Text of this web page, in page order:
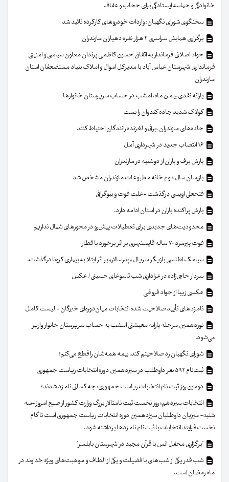
خانوادگی و حماسه ایستادگی برای حجاب و عفاف
سخنگوی شورای نگهبان: واردات خودروهای کارکرده تائید شد
برگزاری همایش سراسری ۲ هزار نفره دهیاران مازندران
جواد اصلانی فرماندار به اتفاق حسین کاظمی پرندان معاون سیاسی و امنیتی
فرمانداری شهرستان عباس آباد با مدیرکل اموال و املاک بنیاد مستضعفان استان
مازندران
یارانه نقدی بهمن ماه، امشب در حساب سرپرستان خانوار‌ها
کولاک شدید جاده کندوان را بست
جاده‌های مازندران ،برفی و لغزنده رانندگان احتیاط کنند
بارش برف و باران از دوشنبه در مازندران
بازرسان سال دوم خانه مطبوعات مازندران مشخص شد
فتحعلی اویسی درگذشت +علت فوت و بیوگرافی
بارش پراکنده باران در استان ادامه دارد.
محدودیت‌های جدیدی برای تعطیلات پیش‌رو در محورهای شمال نداریم
فوت پیرمرد ۷۰ ساله قایمشهری بر اثر برخورد با قطار
سیامک اطلسی بازیگر سریال «پدرسالار» بر اثر ابتلا به بیماری کرونا درگذشت.
سردار حاجی‌زاده در عزاداری شب تاسوعای حسینی/ عکس
عکسی زیبا از جواد فروغی
نامزدهای تأیید صلاحیت شده انتخابات میان‌دوره‌ای خبرگان + لیست کامل
نوزدهمین مرحله یارانه معیشتی امشب به حساب سرپرستان خانوار واریز
می‌شود.
شورای نگهبان رد صلاحیتم کند، بیمه همه‌شان را قطع می‌کنم!
ثبت‌نام ۵۹۲ نفر داوطلب در سیزدهمین دوره انتخابات ریاست جمهوری
دومین روز ثبت نام انتخابات ریاست جمهوری؛ چه کسانی نامزد شدند؟
انتخابات سیزدهم؛ روز نخست ثبت نامتالار بزرگ وزارت کشور از صبح امروز -سه
شنبه- میزبان داوطلبان سیزدهمین دوره انتخابات ریاست جمهوری است تا گام
نخست فرایند انتخابات با ثبت‌نام نامزدها برداشته شود.
"برگزاری محفل انس با قرآن مجید در شهرستان بابلسر"
شب قدر یکی از شب‌های با فضیلت و یکی از الطاف و موهبت‌های ویژه خداوند در
ماه رمضان است.